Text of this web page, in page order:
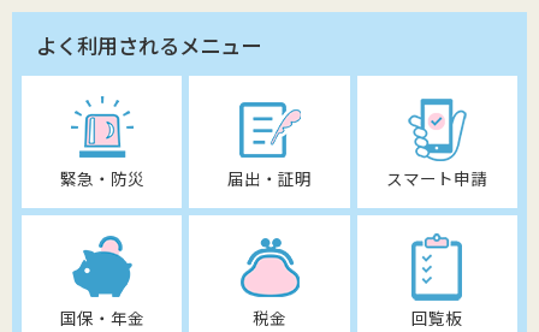
よく利用されるメニュー
緊急・防災 届出・証明 スマート申請
国保・年金 税金 回覧板